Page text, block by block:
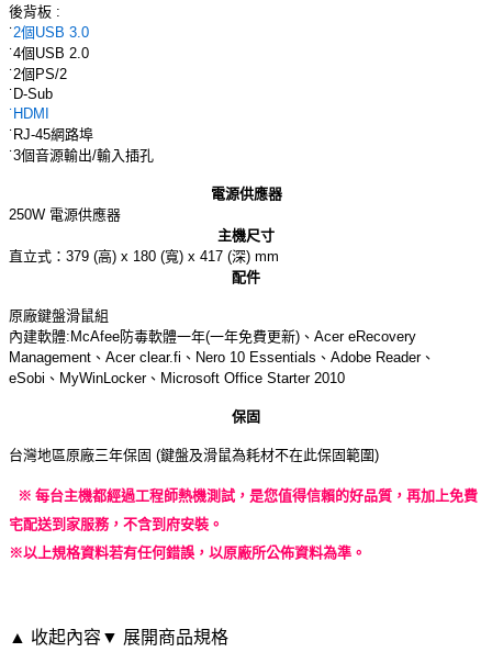
後背板 :
˙2個USB 3.0
˙4個USB 2.0
˙2個PS/2
˙D-Sub
˙HDMI
˙RJ-45網路埠
˙3個音源輸出/輸入插孔
電源供應器
250W 電源供應器
主機尺寸
直立式：379 (高) x 180 (寬) x 417 (深) mm
配件
原廠鍵盤滑鼠組
內建軟體:McAfee防毒軟體一年(一年免費更新)、Acer eRecovery
Management、Acer clear.fi、Nero 10 Essentials、Adobe Reader、
eSobi、MyWinLocker、Microsoft Office Starter 2010
保固
台灣地區原廠三年保固 (鍵盤及滑鼠為耗材不在此保固範圍)
※ 每台主機都經過工程師熱機測試，是您值得信賴的好品質，再加上免費
宅配送到家服務，不含到府安裝。
※以上規格資料若有任何錯誤，以原廠所公佈資料為準。
▲ 收起內容▼ 展開商品規格